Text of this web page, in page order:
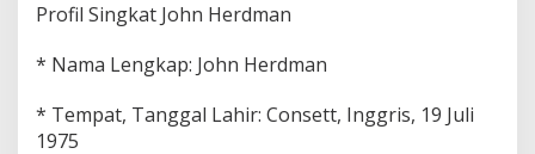
Profil Singkat John Herdman
* Nama Lengkap: John Herdman
* Tempat, Tanggal Lahir: Consett, Inggris, 19 Juli
1975